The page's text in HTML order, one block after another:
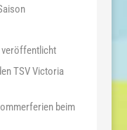
veröffentlicht
TSV Victoria
beim